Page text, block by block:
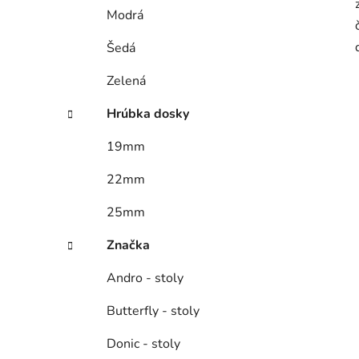
Modrá
Šedá
Zelená
Hrúbka dosky
19mm
22mm
25mm
Značka
Andro - stoly
Butterfly - stoly
Donic - stoly